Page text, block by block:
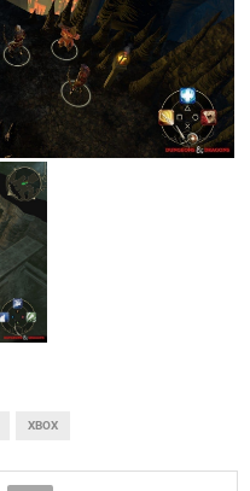
XBOX